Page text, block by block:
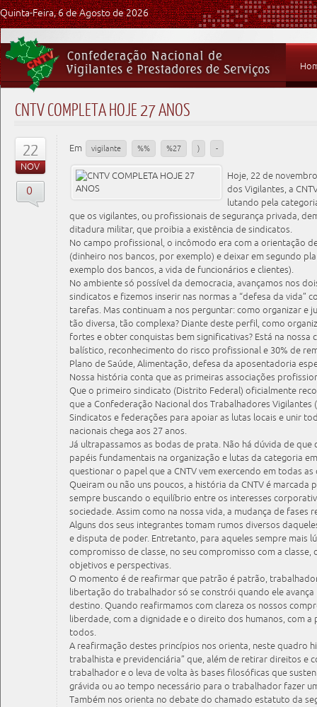
Quinta-Feira, 6 de Agosto de 2026
CNTV COMPLETA HOJE 27 ANOS
22
NOV
0
Em vigilante %% %27 ) -
Hoje, 22 de
dos Vigilantes, a
lutando pela
que os vigilantes, ou profissionais de segurança privada,
ditadura militar, que proibia a existência de sindicatos.
No campo profissional, o incômodo era com a orientação
(dinheiro nos bancos, por exemplo) e deixar em segundo
exemplo dos bancos, a vida de funcionários e clientes).
No ambiente só possível da democracia, avançamos nos
sindicatos e fizemos inserir nas normas a “defesa da vida”
tarefas. Mas continuam a nos perguntar: como organizar e
tão diversa, tão complexa? Diante deste perfil, como
fortes e obter conquistas bem significativas? Está na nossa
balístico, reconhecimento do risco profissional e 30% de
Plano de Saúde, Alimentação, defesa da aposentadoria
Nossa história conta que as primeiras associações
Que o primeiro sindicato (Distrito Federal) oficialmente
que a Confederação Nacional dos Trabalhadores Vigilantes
Sindicatos e federações para apoiar as lutas locais e unir
nacionais chega aos 27 anos.
Já ultrapassamos as bodas de prata. Não há dúvida de que
papéis fundamentais na organização e lutas da categoria
questionar o papel que a CNTV vem exercendo em todas
Queiram ou não uns poucos, a história da CNTV é
sempre buscando o equilíbrio entre os interesses
sociedade. Assim como na nossa vida, a mudança de
Alguns dos seus integrantes tomam rumos diversos
e disputa de poder. Entretanto, para aqueles sempre mais
compromisso de classe, no seu compromisso com a
objetivos e perspectivas.
O momento é de reafirmar que patrão é patrão,
libertação do trabalhador só se constrói quando ele
destino. Quando reafirmamos com clareza os nossos
liberdade, com a dignidade e o direito dos humanos, com a
todos.
A reafirmação destes princípios nos orienta, neste quadro
trabalhista e previdenciária” que, além de retirar direitos e
trabalhador e o leva de volta às bases filosóficas que
grávida ou ao tempo necessário para o trabalhador fazer
Também nos orienta no debate do chamado estatuto da